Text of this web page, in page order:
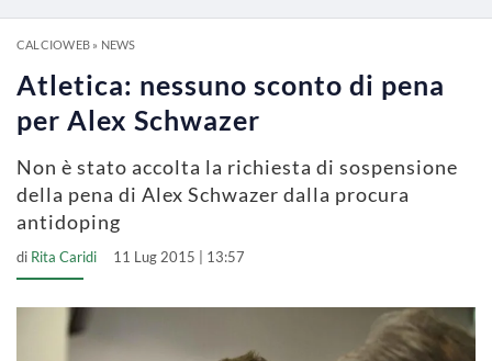
CALCIOWEB» NEWS
Atletica: nessuno sconto di pena
per Alex Schwazer
Non è stato accolta la richiesta di sospensione
della pena di Alex Schwazer dalla procura
antidoping
di Rita Caridi 11 Lug 2015 | 13:57